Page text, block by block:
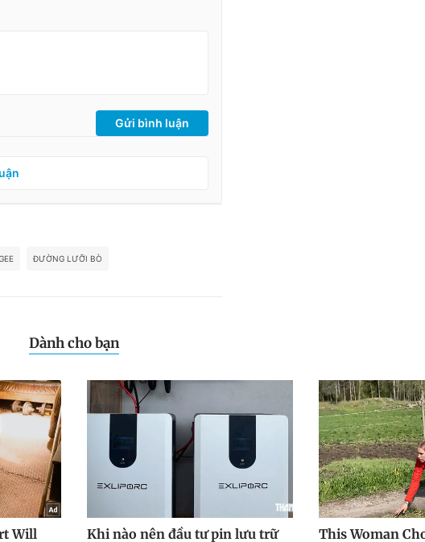
Gửi bình luận
ĐƯỜNG LƯỠI BÒ